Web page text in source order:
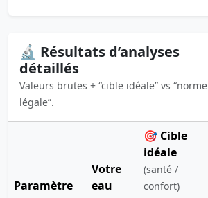
🔬 Résultats d’analyses
détaillés
Valeurs brutes + “cible idéale” vs “norme
légale”.
Paramètre
Votre
eau
🎯 Cible
idéale
(santé /
confort)